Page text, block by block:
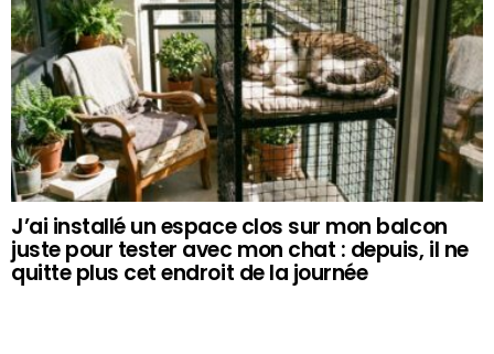
J’ai installé un espace clos sur mon balcon
juste pour tester avec mon chat : depuis, il ne
quitte plus cet endroit de la journée